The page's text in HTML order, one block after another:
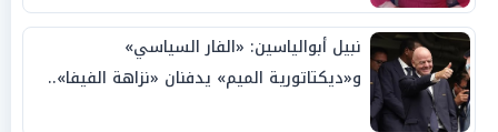
نبيل أبوالياسين: «الفار السياسي»
و«ديكتاتورية الميم» يدفنان «نزاهة الفيفا»..
وإقالة «إنفانتينو» باتت حتمية